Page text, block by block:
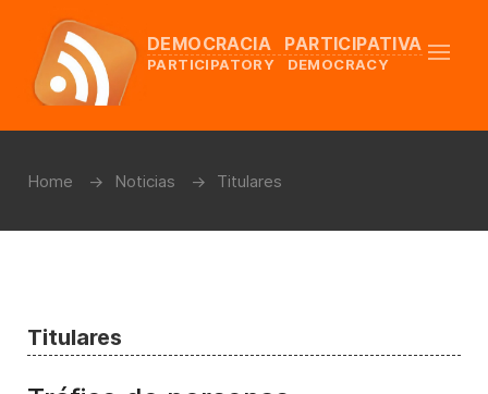
DEMOCRACIA PARTICIPATIVA
PARTICIPATORY DEMOCRACY
Home Noticias Titulares
Titulares